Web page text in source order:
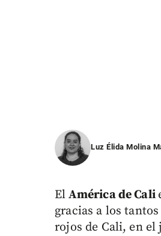
Luz Élida Molina
El América de Cali
gracias a los
rojos de Cali, en el